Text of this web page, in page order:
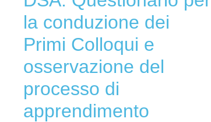
la conduzione dei
Primi Colloqui e
osservazione del
processo di
apprendimento